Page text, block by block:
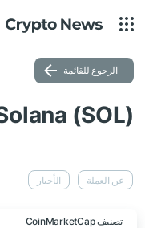
الرجوع للقائمة
Solana (SOL)
عن العملة الأخبار
تصنيف CoinMarketCap